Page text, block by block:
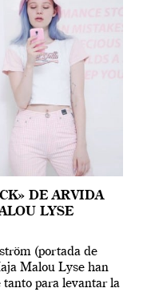
DE ARVIDA
LYSE
(portada de
Malou Lyse han
para levantar la